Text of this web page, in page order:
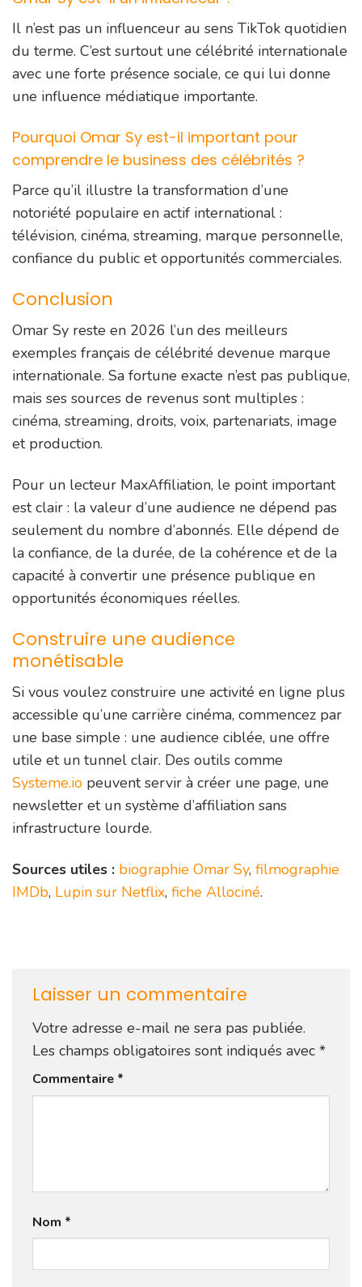
Il n’est pas un influenceur au sens TikTok quotidien
du terme. C’est surtout une célébrité internationale
avec une forte présence sociale, ce qui lui donne
une influence médiatique importante.
Pourquoi Omar Sy est-il important pour
comprendre le business des célébrités ?
Parce qu’il illustre la transformation d’une
notoriété populaire en actif international :
télévision, cinéma, streaming, marque personnelle,
confiance du public et opportunités commerciales.
Conclusion
Omar Sy reste en 2026 l’un des meilleurs
exemples français de célébrité devenue marque
internationale. Sa fortune exacte n’est pas publique,
mais ses sources de revenus sont multiples :
cinéma, streaming, droits, voix, partenariats, image
et production.
Pour un lecteur MaxAffiliation, le point important
est clair : la valeur d’une audience ne dépend pas
seulement du nombre d’abonnés. Elle dépend de
la confiance, de la durée, de la cohérence et de la
capacité à convertir une présence publique en
opportunités économiques réelles.
Construire une audience
monétisable
Si vous voulez construire une activité en ligne plus
accessible qu’une carrière cinéma, commencez par
une base simple : une audience ciblée, une offre
utile et un tunnel clair. Des outils comme
Systeme.io peuvent servir à créer une page, une
newsletter et un système d’affiliation sans
infrastructure lourde.
Sources utiles : biographie Omar Sy, filmographie
IMDb, Lupin sur Netflix, fiche Allociné.
Laisser un commentaire
Votre adresse e-mail ne sera pas publiée.
Les champs obligatoires sont indiqués avec *
Commentaire *
Nom *